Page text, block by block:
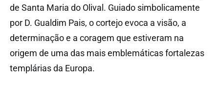
de Santa Maria do Olival. Guiado simbolicamente
por D. Gualdim Pais, o cortejo evoca a visão, a
determinação e a coragem que estiveram na
origem de uma das mais emblemáticas fortalezas
templárias da Europa.